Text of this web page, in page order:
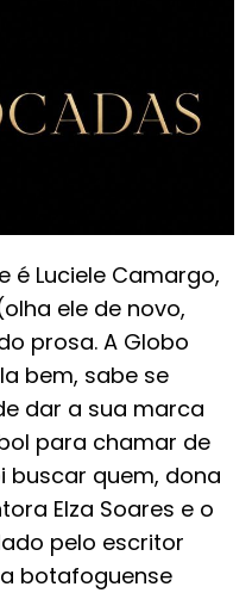
é Luciele Camargo,
ele de novo,
prosa. A Globo
bem, sabe se
dar a sua marca
para chamar de
buscar quem, dona
Elza Soares e o
pelo escritor
botafoguense